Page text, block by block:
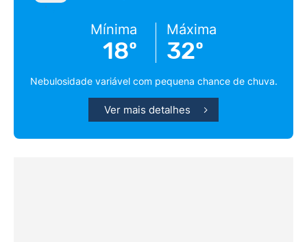
Mínima
18º
Máxima
32º
Nebulosidade variável com pequena chance de chuva.
Ver mais detalhes